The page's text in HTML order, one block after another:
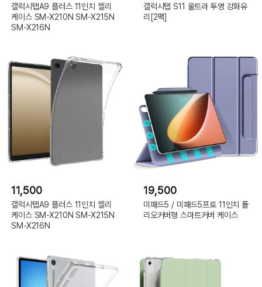
갤럭시탭A9 플러스 11인치 젤리
케이스 SM-X210N SM-X215N
SM-X216N
갤럭시탭 S11 울트라 투명 강화유
리[2팩]
11,500
갤럭시탭A9 플러스 11인치 젤리
케이스 SM-X210N SM-X215N
SM-X216N
19,500
미패드5 / 미패드5프로 11인치 폴
리오커버형 스마트커버 케이스